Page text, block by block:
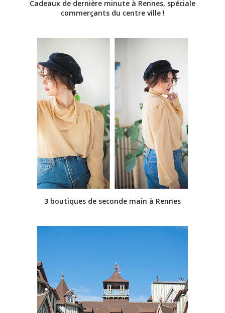
Cadeaux de dernière minute à Rennes, spéciale
commerçants du centre ville !
3 boutiques de seconde main à Rennes